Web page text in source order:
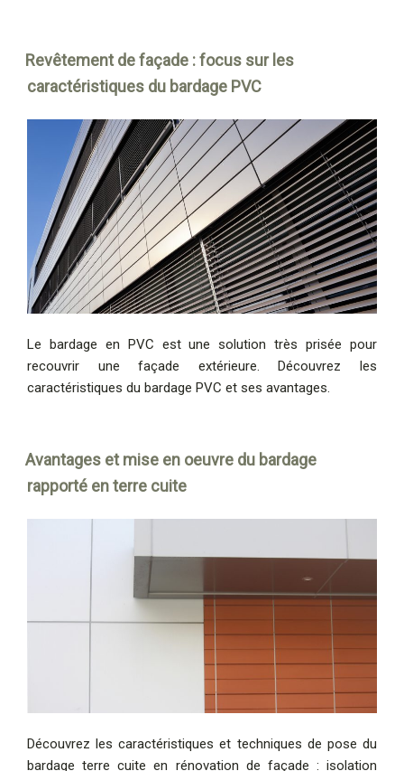
Revêtement de façade : focus sur les
caractéristiques du bardage PVC
Le bardage en PVC est une solution très prisée pour
recouvrir une façade extérieure. Découvrez les
caractéristiques du bardage PVC et ses avantages.
Avantages et mise en oeuvre du bardage
rapporté en terre cuite
Découvrez les caractéristiques et techniques de pose du
bardage terre cuite en rénovation de façade : isolation